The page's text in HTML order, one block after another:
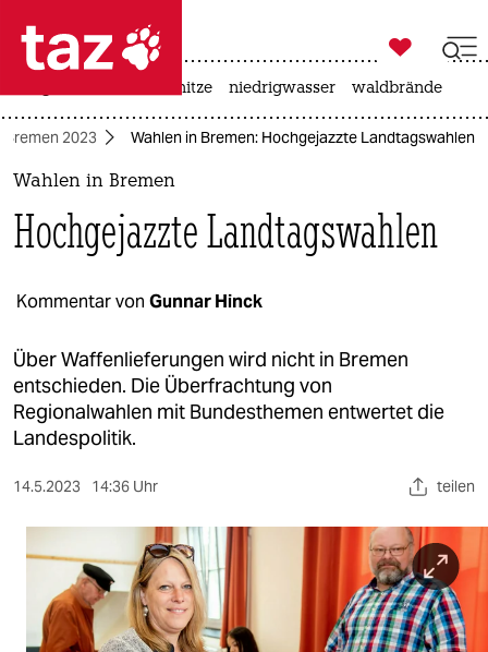
 taz zahl ich
taz zahl ich
politik
öko
gesellschaft
kultur
sport
berlin
wahrheit
verlag

taz zahl ich
hitze niedrigwasser waldbrände
2023 Wahlen in Bremen: Hochgejazzte Landtagswahlen
Wahlen in Bremen
Hochgejazzte Landtagswahlen
Kommentar von Gunnar Hinck
Über Waffenlieferungen wird nicht in Bremen
entschieden. Die Überfrachtung von
Regionalwahlen mit Bundesthemen entwertet die
Landespolitik.
14.5.2023 14:36 Uhr teilen